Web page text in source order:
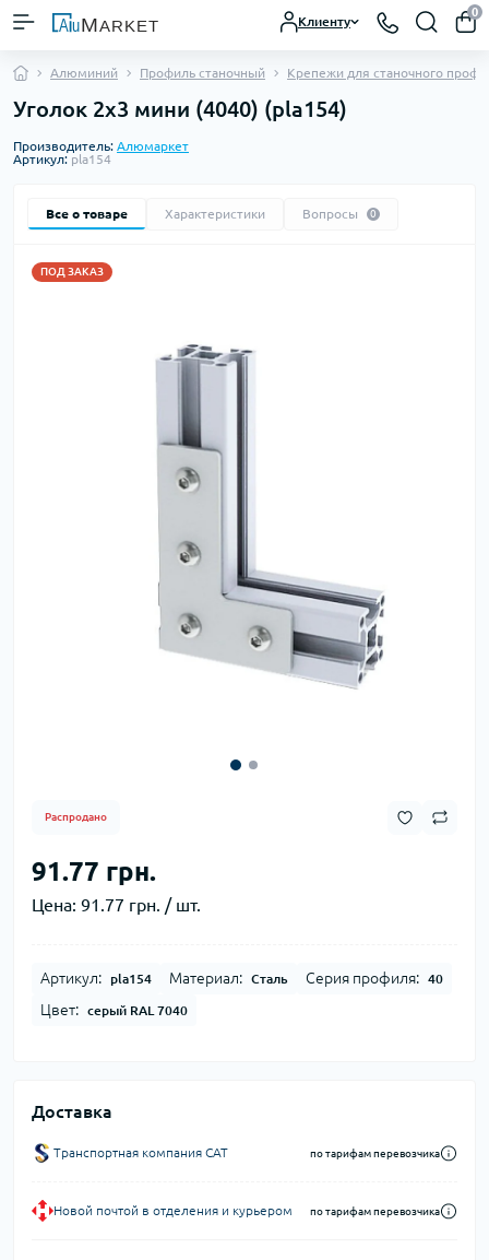
Клиенту
0
Алюминий Профиль станочный Крепежи для станочного
Уголок 2х3 мини (4040) (pla154)
Производитель: Алюмаркет
Артикул: pla154
Все о товаре Характеристики Вопросы 0
ПОД ЗАКАЗ
Распродано
91.77 грн.
Цена: 91.77 грн. / шт.
Артикул: pla154 Материал: Сталь Серия профиля: 40
Цвет: серый RAL 7040
Доставка
Транспортная компания CAT по тарифам перевозчика
Новой почтой в отделения и курьером по тарифам перевозчика